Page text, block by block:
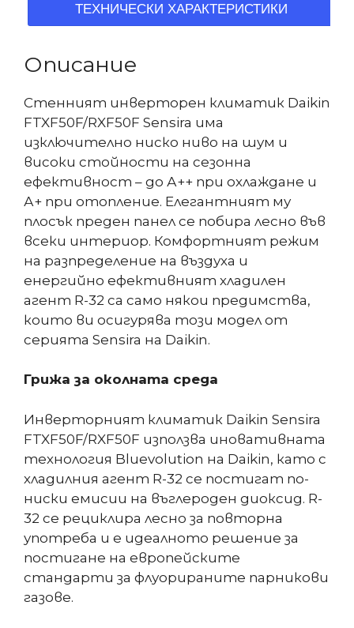
ТЕХНИЧЕСКИ ХАРАКТЕРИСТИКИ
Описание
Стенният инверторен климатик Daikin
FTXF50F/RXF50F Sensira има
изключително ниско ниво на шум и
високи стойности на сезонна
ефективност – до А++ при охлаждане и
А+ при отопление. Елегантният му
плосък преден панел се побира лесно във
всеки интериор. Комфортният режим
на разпределение на въздуха и
енергийно ефективният хладилен
агент R-32 са само някои предимства,
които ви осигурява този модел от
серията Sensira на Daikin.
Грижа за околната среда
Инверторният климатик Daikin Sensira
FTXF50F/RXF50F използва иновативната
технология Bluevolution на Daikin, като с
хладилния агент R-32 се постигат по-
ниски емисии на въглероден диоксид. R-
32 се рециклира лесно за повторна
употреба и е идеалното решение за
постигане на европейските
стандарти за флуорираните парникови
газове.